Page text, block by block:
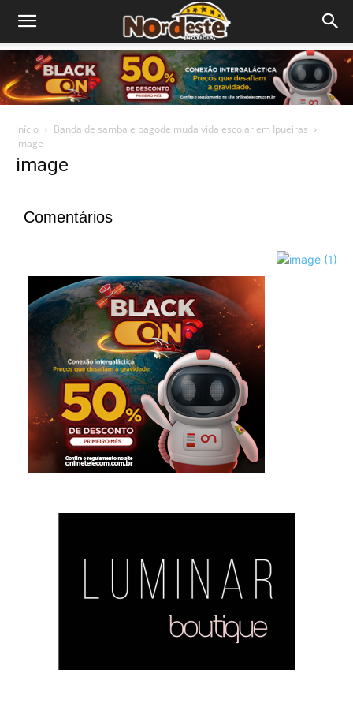
Início
Banda de samba e pagode muda vida escolar em Ipueiras
image
image
Comentários